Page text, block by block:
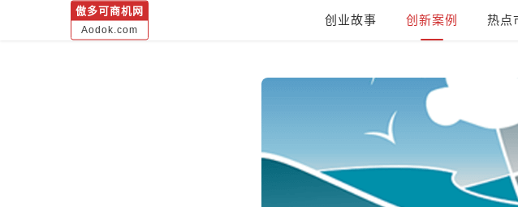
傲多可商机网
Aodok.com
创业故事 创新案例 热点